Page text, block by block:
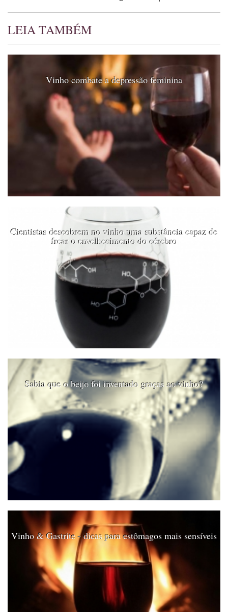
LEIA TAMBÉM
Vinho combate a depressão feminina
Cientistas descobrem no vinho uma substância capaz de
frear o envelhecimento do cérebro
Sabia que o beijo foi inventado graças ao vinho?
Vinho & Gastrite - dicas para estômagos mais sensíveis